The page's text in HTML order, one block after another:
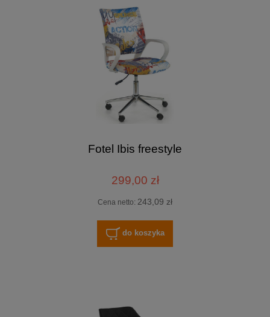
Fotel Ibis freestyle
299,00 zł
Cena netto: 243,09 zł
do koszyka